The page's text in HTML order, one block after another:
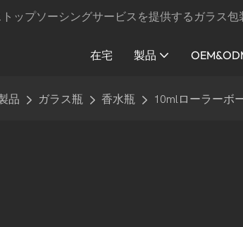
トップソーシングサービスを提供するガラス包
在宅 製品
品 ガラス瓶 香水瓶 10mlローラーボ